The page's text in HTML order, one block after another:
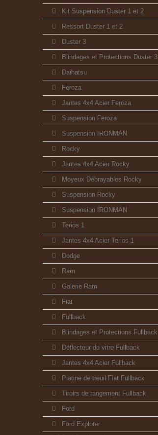
Kit Suspension Duster 1 et 2
Ressort Duster 1 et 2
Duster 3
Blindages et Protections Duster 3
Daihatsu
Feroza
Jantes 4x4 Acier Feroza
Suspension Feroza
Suspension IRONMAN
Rocky
Jantes 4x4 Acier Rocky
Moyeux Débrayables Rocky
Suspension Rocky
Suspension IRONMAN
Terios 1
Jantes 4x4 Acier Terios 1
Dodge
Ram
Galerie Ram
Fiat
Fullback
Blindages et Protections Fullback
Déflecteur de vitre Fullback
Jantes 4x4 Acier Fullback
Platine de treuil Fiat Fullback
Tiroirs de rangement Fullback
Ford
Ford Explorer